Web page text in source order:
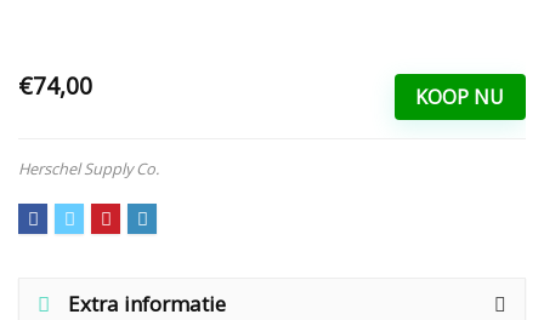
KOOP NU
€74,00
Herschel Supply Co.
Extra informatie